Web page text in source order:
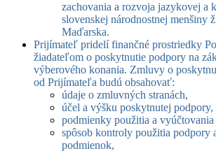
zachovania a rozvoja jazykovej a
slovenskej národnostnej menšiny
Maďarska.
Prijímateľ pridelí finančné prostriedky
žiadateľom o poskytnutie podpory na
výberového konania. Zmluvy o
od Prijímateľa budú obsahovať:
údaje o zmluvných stranách,
účel a výšku poskytnutej podpory,
podmienky použitia a vyúčtovania
spôsob kontroly použitia podpory
podmienok,